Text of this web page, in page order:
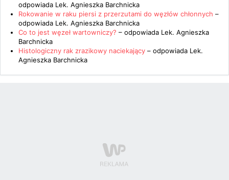
odpowiada Lek. Agnieszka Barchnicka
Rokowanie w raku piersi z przerzutami do węzłów chłonnych –
odpowiada Lek. Agnieszka Barchnicka
Co to jest węzeł wartowniczy? – odpowiada Lek. Agnieszka
Barchnicka
Histologiczny rak zrazikowy naciekający – odpowiada Lek.
Agnieszka Barchnicka